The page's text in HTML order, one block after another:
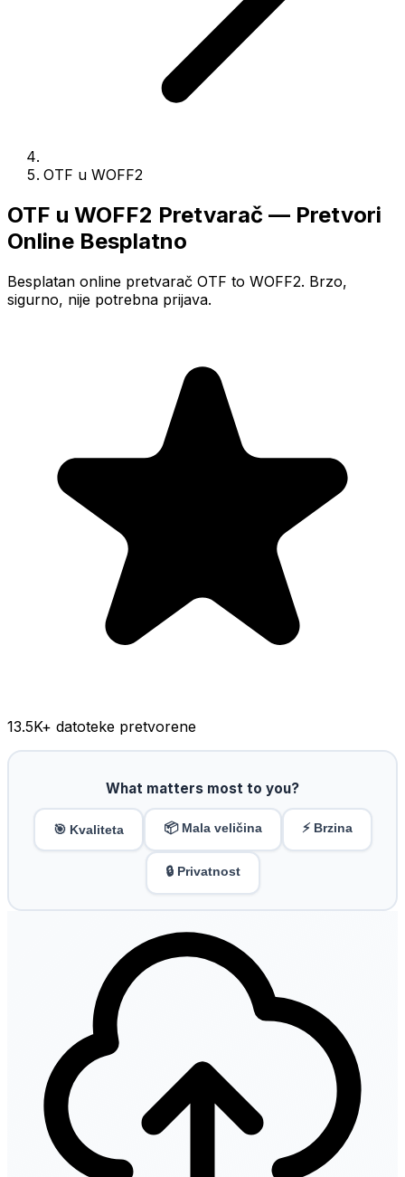
OTF u WOFF2
OTF u WOFF2 Pretvarač — Pretvori
Online Besplatno
Besplatan online pretvarač OTF to WOFF2. Brzo,
sigurno, nije potrebna prijava.
13.5K+ datoteke pretvorene
What matters most to you?
🎯 Kvaliteta 📦 Mala veličina ⚡ Brzina
🔒 Privatnost